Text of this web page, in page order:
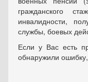
гражданского
инвалидности,
службы, боевых
Если у Вас есть
обнаружили ошибку,